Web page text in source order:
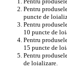
Pentru
puncte de
Pentru
10 puncte de
Pentru
15 puncte de
Pentru
de loializare.